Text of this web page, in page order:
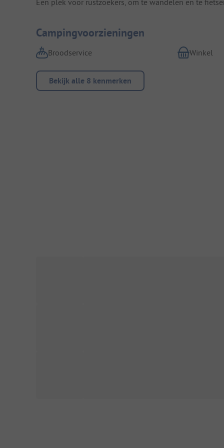
Campingvoorzieningen
Broodservice Winkel
Bekijk alle 8 kenmerken